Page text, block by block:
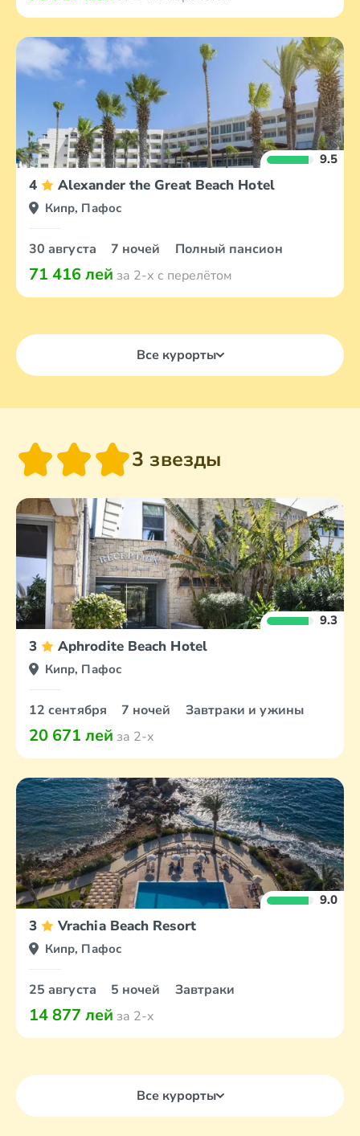
9.5
4 Alexander the Great Beach Hotel
Кипр, Пафос
30 августа 7 ночей Полный пансион
71 416 лей за 2-х с перелётом
Все курорты
3 звезды
9.3
3 Aphrodite Beach Hotel
Кипр, Пафос
12 сентября 7 ночей Завтраки и ужины
20 671 лей за 2-х
9.0
3 Vrachia Beach Resort
Кипр, Пафос
25 августа 5 ночей Завтраки
14 877 лей за 2-х
Все курорты